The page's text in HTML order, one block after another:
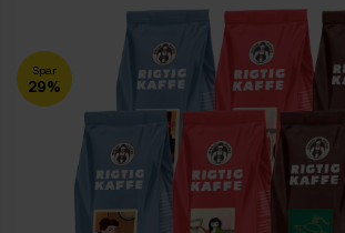
Spar
29%